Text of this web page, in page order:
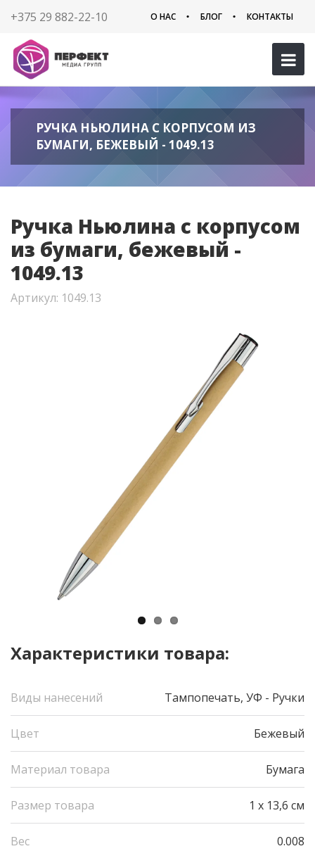
+375 29 882-22-10 О НАС БЛОГ КОНТАКТЫ
РУЧКА НЬЮЛИНА С КОРПУСОМ ИЗ
БУМАГИ, БЕЖЕВЫЙ - 1049.13
Ручка Ньюлина с корпусом
из бумаги, бежевый -
1049.13
Артикул: 1049.13
Характеристики товара:
Виды нанесений Тампопечать, УФ - Pучки
Цвет Бежевый
Материал товара Бумага
Размер товара 1 x 13,6 см
Вес 0.008